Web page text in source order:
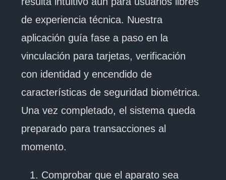
de experiencia técnica. Nuestra
aplicación guía fase a paso en la
vinculación para tarjetas, verificación
con identidad y encendido de
características de seguridad biométrica.
Una vez completado, el sistema queda
preparado para transacciones al
momento.
Comprobar que el aparato sea